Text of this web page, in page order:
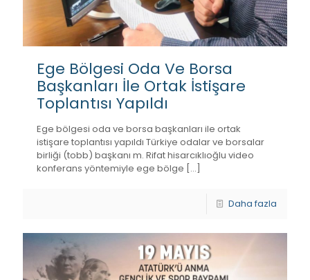
Ege Bölgesi Oda Ve Borsa
Başkanları İle Ortak İstişare
Toplantısı Yapıldı
Ege bölgesi oda ve borsa başkanları ile ortak
istişare toplantısı yapıldı Türkiye odalar ve borsalar
birliği (tobb) başkanı m. Rifat hisarcıklıoğlu video
konferans yöntemiyle ege bölge […]
Daha fazla